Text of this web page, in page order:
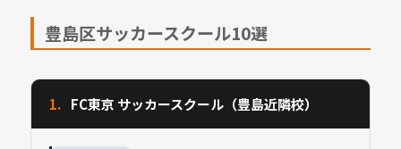
豊島区サッカースクール10選
1. FC東京 サッカースクール（豊島近隣校）